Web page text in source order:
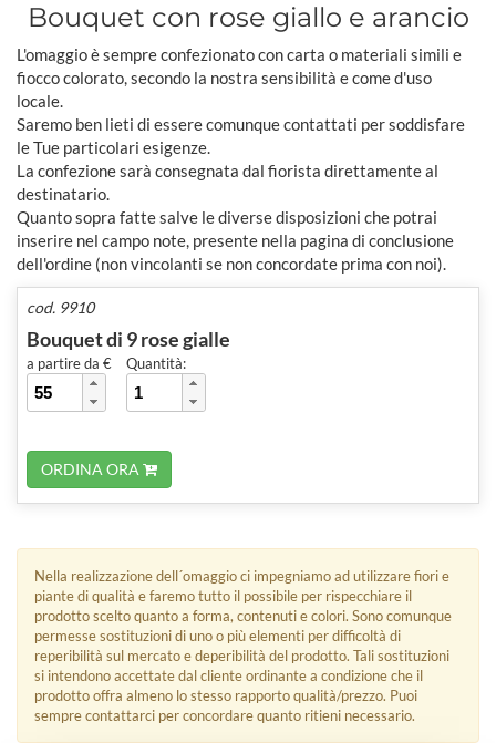
Bouquet con rose giallo e arancio
L'omaggio è sempre confezionato con carta o materiali simili e
fiocco colorato, secondo la nostra sensibilità e come d'uso
locale.
Saremo ben lieti di essere comunque contattati per soddisfare
le Tue particolari esigenze.
La confezione sarà consegnata dal fiorista direttamente al
destinatario.
Quanto sopra fatte salve le diverse disposizioni che potrai
inserire nel campo note, presente nella pagina di conclusione
dell'ordine (non vincolanti se non concordate prima con noi).
cod. 9910
Bouquet di 9 rose gialle
a partire da € Quantità:
ORDINA ORA
Nella realizzazione dell´omaggio ci impegniamo ad utilizzare fiori e
piante di qualità e faremo tutto il possibile per rispecchiare il
prodotto scelto quanto a forma, contenuti e colori. Sono comunque
permesse sostituzioni di uno o più elementi per difficoltà di
reperibilità sul mercato e deperibilità del prodotto. Tali sostituzioni
si intendono accettate dal cliente ordinante a condizione che il
prodotto offra almeno lo stesso rapporto qualità/prezzo. Puoi
sempre contattarci per concordare quanto ritieni necessario.